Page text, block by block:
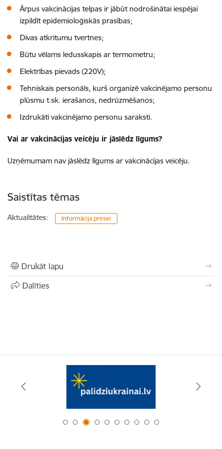
Ārpus vakcinācijas telpas ir jābūt nodrošinātai iespējai
izpildīt epidemioloģiskās prasības;
Divas atkritumu tvertnes;
Būtu vēlams ledusskapis ar termometru;
Elektrības pievads (220V);
Tehniskais personāls, kurš organizē vakcinējamo personu
plūsmu t.sk. ierašanos, nedrūzmēšanos;
Izdrukāti vakcinējamo personu saraksti.
Vai ar vakcinācijas veicēju ir jāslēdz līgums?
Uzņēmumam nav jāslēdz līgums ar vakcinācijas veicēju.
Saistītas tēmas
Aktualitātes: Informācija presei
Drukāt lapu
Dalīties